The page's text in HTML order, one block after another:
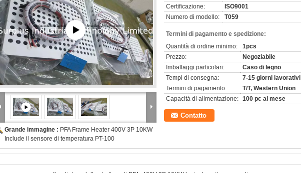
Grande immagine : PFA Frame Heater 400V 3P 10KW
Include il sensore di temperatura PT-100
Certificazione:
ISO9001
Numero di modello:
T059
Termini di pagamento e spedizione:
Quantità di ordine minimo:
1pcs
Prezzo:
Negoziabile
Imballaggi particolari:
Caso di legno
Tempi di consegna:
7-15 giorni lavorativi
Termini di pagamento:
T/T, Western Union
Capacità di alimentazione: 100 pc al mese
Contatto